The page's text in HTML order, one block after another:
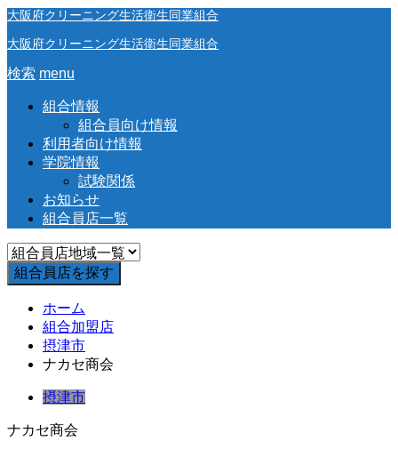
大阪府クリーニング生活衛生同業組合
大阪府クリーニング生活衛生同業組合
検索 menu
組合情報
組合員向け情報
利用者向け情報
学院情報
試験関係
お知らせ
組合員店一覧
ホーム
組合加盟店
摂津市
ナカセ商会
摂津市
ナカセ商会